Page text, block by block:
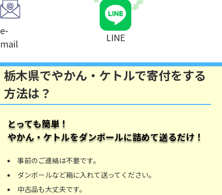
e-
mail
LINE
栃木県でやかん・ケトルで寄付をする
方法は？
とっても簡単！
やかん・ケトルをダンボールに詰めて送るだけ！
事前のご連絡は不要です。
ダンボールなど箱に入れて送ってください。
中古品も大丈夫です。